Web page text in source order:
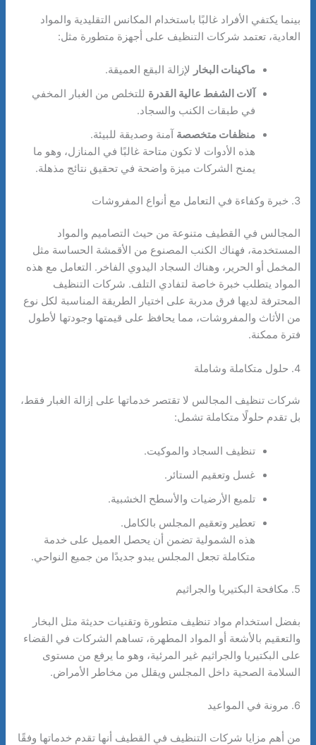
بينما يكتفي الأفراد غالبًا باستخدام المكانس التقليدية والمواد
العادية، تعتمد شركات التنظيف على أجهزة متطورة مثل:
ماكينات البخار لإزالة البقع العميقة.
آلات الشفط عالية القدرة للتخلص من الغبار المخفي
في طبقات الكنب والسجاد.
منظفات متخصصة آمنة وصديقة للبيئة.
هذه الأدوات لا تكون متاحة غالبًا في المنازل، وهو ما
يمنح الشركات ميزة واضحة في تحقيق نتائج مذهلة.
3. خبرة وكفاءة في التعامل مع أنواع المفروشات
المجالس في القطيف متنوعة من حيث التصاميم والمواد
المستخدمة، فهناك الكنب المصنوع من الأقمشة الحساسة مثل
المخمل أو الحرير، وهناك السجاد اليدوي الفاخر. التعامل مع هذه
المواد يتطلب خبرة خاصة لتفادي التلف. شركات التنظيف
المحترفة لديها فرق مدربة على اختيار الطريقة المناسبة لكل نوع
من الأثاث والمفروشات، مما يحافظ على قيمتها وجودتها لأطول
فترة ممكنة.
4. حلول متكاملة وشاملة
شركات تنظيف المجالس لا تقتصر خدماتها على إزالة الغبار فقط،
بل تقدم حلولًا متكاملة تشمل:
تنظيف السجاد والموكيت.
غسل وتعقيم الستائر.
تلميع الأرضيات والأسطح الخشبية.
تعطير وتعقيم المجلس بالكامل.
هذه الشمولية تضمن أن يحصل العميل على خدمة
متكاملة تجعل المجلس يبدو جديدًا من جميع النواحي.
5. مكافحة البكتيريا والجراثيم
بفضل استخدام مواد تنظيف متطورة وتقنيات حديثة مثل البخار
والتعقيم بالأشعة أو المواد المطهرة، تساهم الشركات في القضاء
على البكتيريا والجراثيم غير المرئية، وهو ما يرفع من مستوى
السلامة الصحية داخل المجلس ويقلل من مخاطر الأمراض.
6. مرونة في المواعيد
من أهم مزايا شركات التنظيف في القطيف أنها تقدم خدماتها وفقًا